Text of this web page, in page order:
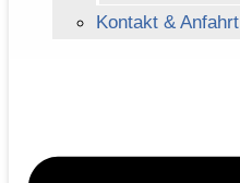
Kontakt & Anfahrt